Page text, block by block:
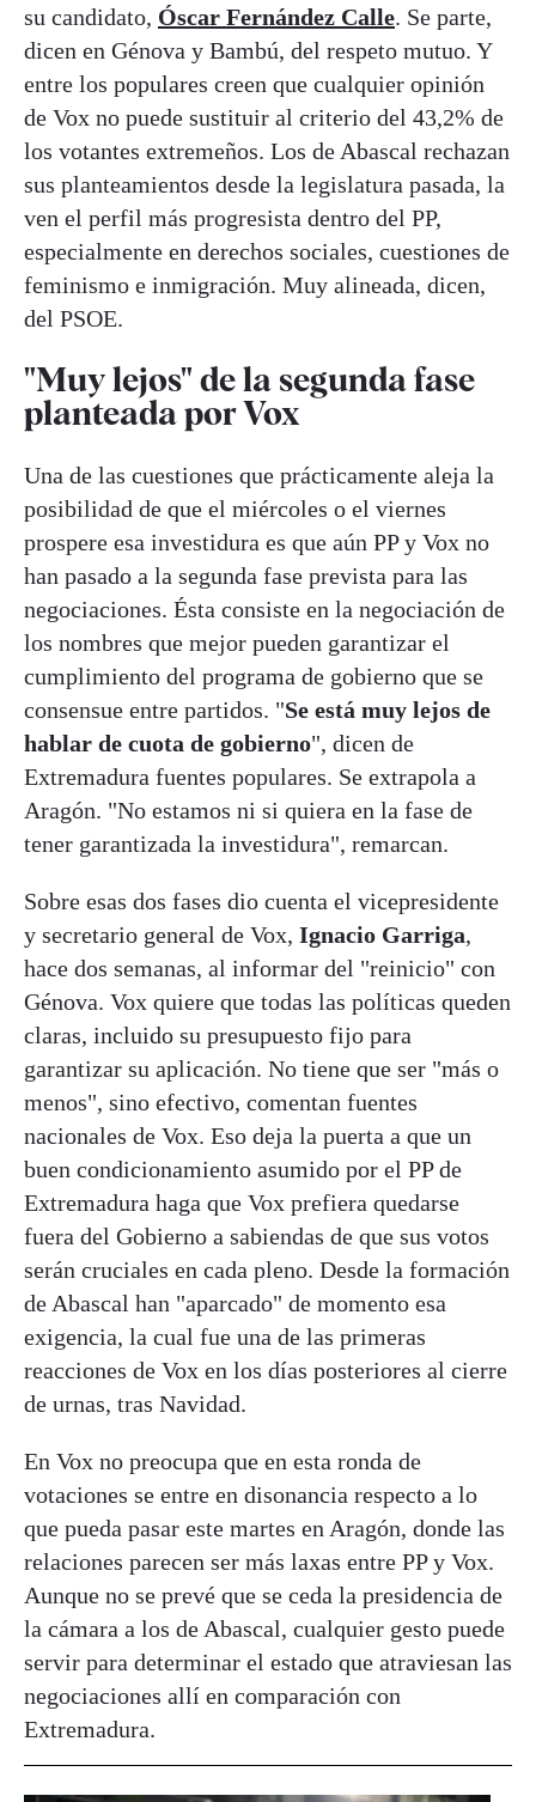
su candidato, Óscar Fernández Calle. Se parte,
dicen en Génova y Bambú, del respeto mutuo. Y
entre los populares creen que cualquier opinión
de Vox no puede sustituir al criterio del 43,2% de
los votantes extremeños. Los de Abascal rechazan
sus planteamientos desde la legislatura pasada, la
ven el perfil más progresista dentro del PP,
especialmente en derechos sociales, cuestiones de
feminismo e inmigración. Muy alineada, dicen,
del PSOE.
"Muy lejos" de la segunda fase
planteada por Vox
Una de las cuestiones que prácticamente aleja la
posibilidad de que el miércoles o el viernes
prospere esa investidura es que aún PP y Vox no
han pasado a la segunda fase prevista para las
negociaciones. Ésta consiste en la negociación de
los nombres que mejor pueden garantizar el
cumplimiento del programa de gobierno que se
consensue entre partidos. "Se está muy lejos de
hablar de cuota de gobierno", dicen de
Extremadura fuentes populares. Se extrapola a
Aragón. "No estamos ni si quiera en la fase de
tener garantizada la investidura", remarcan.
Sobre esas dos fases dio cuenta el vicepresidente
y secretario general de Vox, Ignacio Garriga,
hace dos semanas, al informar del "reinicio" con
Génova. Vox quiere que todas las políticas queden
claras, incluido su presupuesto fijo para
garantizar su aplicación. No tiene que ser "más o
menos", sino efectivo, comentan fuentes
nacionales de Vox. Eso deja la puerta a que un
buen condicionamiento asumido por el PP de
Extremadura haga que Vox prefiera quedarse
fuera del Gobierno a sabiendas de que sus votos
serán cruciales en cada pleno. Desde la formación
de Abascal han "aparcado" de momento esa
exigencia, la cual fue una de las primeras
reacciones de Vox en los días posteriores al cierre
de urnas, tras Navidad.
En Vox no preocupa que en esta ronda de
votaciones se entre en disonancia respecto a lo
que pueda pasar este martes en Aragón, donde las
relaciones parecen ser más laxas entre PP y Vox.
Aunque no se prevé que se ceda la presidencia de
la cámara a los de Abascal, cualquier gesto puede
servir para determinar el estado que atraviesan las
negociaciones allí en comparación con
Extremadura.